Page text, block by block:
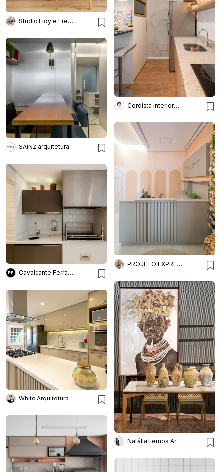
Studio Eloy e Freitas Arquitetura
Cordista Interiores e Lighting
SAINZ arquitetura
PROJETO EXPRESS DECOR ONLINE
Cavalcante Ferraz Arquitetura + Design
Natália Lemos Arquitetura
White Arquitetura